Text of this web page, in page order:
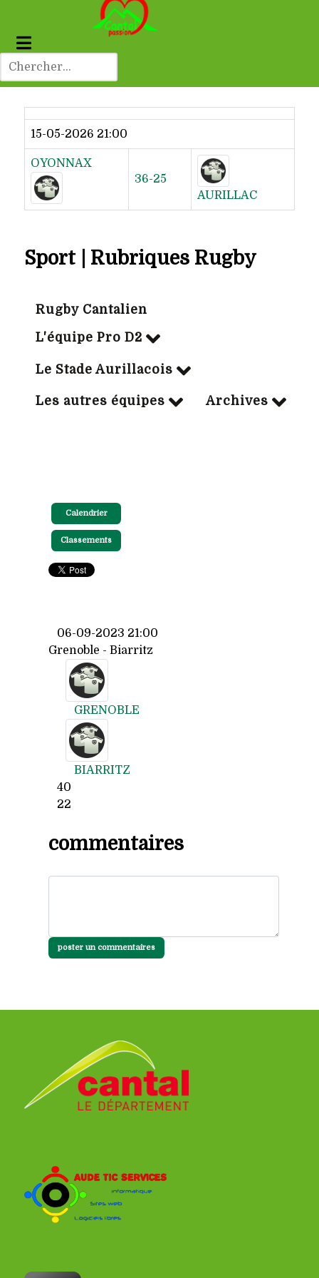
Dernier résultat
15-05-2026 21:00
OYONNAX
36-25
AURILLAC
Sport | Rubriques Rugby
Rugby Cantalien
L'équipe Pro D2
Le Stade Aurillacois
Les autres équipes Archives
Calendrier
Classements
06-09-2023 21:00
Grenoble - Biarritz
GRENOBLE
BIARRITZ
40
22
commentaires
poster un commentaires